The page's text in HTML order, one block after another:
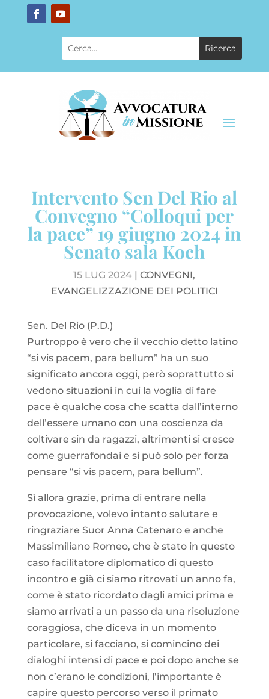
Intervento Sen Del Rio al
Convegno “Colloqui per
la pace” 19 giugno 2024 in
Senato sala Koch
15 LUG 2024 |CONVEGNI,
EVANGELIZZAZIONE DEI POLITICI
Sen. Del Rio (P.D.)
Purtroppo è vero che il vecchio detto latino
“si vis pacem, para bellum” ha un suo
significato ancora oggi, però soprattutto si
vedono situazioni in cui la voglia di fare
pace è qualche cosa che scatta dall’interno
dell’essere umano con una coscienza da
coltivare sin da ragazzi, altrimenti si cresce
come guerrafondai e si può solo per forza
pensare “si vis pacem, para bellum”.
Sì allora grazie, prima di entrare nella
provocazione, volevo intanto salutare e
ringraziare Suor Anna Catenaro e anche
Massimiliano Romeo, che è stato in questo
caso facilitatore diplomatico di questo
incontro e già ci siamo ritrovati un anno fa,
come è stato ricordato dagli amici prima e
siamo arrivati a un passo da una risoluzione
coraggiosa, che diceva in un momento
particolare, si facciano, si comincino dei
dialoghi intensi di pace e poi dopo anche se
non c’erano le condizioni, l’importante è
capire questo percorso verso il primato